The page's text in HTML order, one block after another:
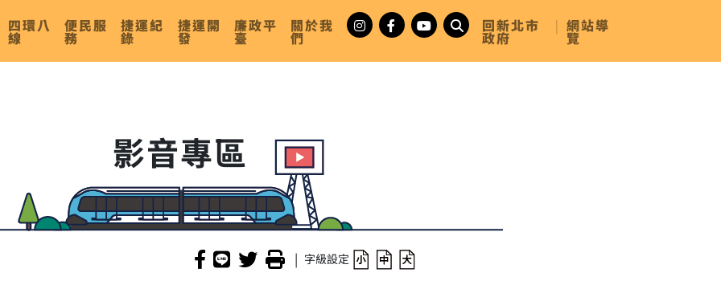
四環八
線
便民服
務
捷運紀
錄
捷運開
發
廉政平
臺
關於我
們
回新北市
政府
| 網站導
覽
影音專區
| 字級設定